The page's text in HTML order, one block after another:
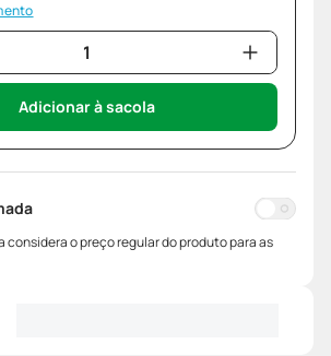
Adicionar à sacola
considera o preço regular do produto para as